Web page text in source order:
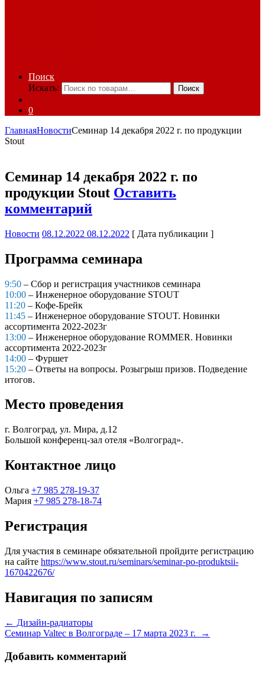
Поиск
Искать:
Поиск
0
ГлавнаяНовостиСеминар 14 декабря 2022 г. по продукции
Stout
Семинар 14 декабря 2022 г. по
продукции Stout Оставить
комментарий
Новости 08.12.2022 08.12.2022 [ Дата публикации ]
Программа семинара
9:50 – Сбор и регистрация участников семинара
10:00 – Инженерное оборудование STOUT
11:20 – Кофе-Брейк
11:45 – Инженерное оборудование STOUT. Новинки
ассортимента 2022-2023г
13:00 – Инженерное оборудование ROMMER. Новинки
ассортимента 2022-2023г
14:00 – Фуршет
15:20 – Ответы на вопросы. Розыгрыш призов. Подведение
итогов.
Место проведения
г. Волгоград, ул. Мира, д.12
Большой конференц-зал отеля «Волгоград».
Контактное лицо
Ольга +7 985 278-19-37
Мария +7 985 278-18-74
Регистрация
Для участия в семинаре обязательной пройдите регистрацию
на сайте https://www.stout.ru/seminars/seminar-po-produktsii-
1670422676/
Навигация по записям
← Дизайн-радиаторы
Семинар Valtec в Волгограде – 17 марта 2023 г.
→
Добавить комментарий